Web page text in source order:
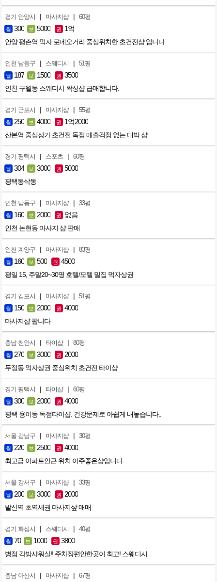
경기 안양시 | 마사지샵 | 60평
월 300 보 5000 권 1억
안양 평촌역 먹자 로데오거리 중심위치한 초건전샵 입니다
인천 남동구 | 스웨디시 | 51평
월 187 보 1500 권 3500
인천 구월동 스웨디시 왁싱샵 급매합니다.
경기 군포시 | 마사지샵 | 55평
월 250 보 4000 권 1억2000
산본역 중심상가 초건전 독점 매출걱정 없는 대박 샵
경기 평택시 | 스포츠 | 60평
월 304 보 3000 권 5000
평택동삭동
인천 남동구 | 마사지샵 | 33평
월 160 보 2000 권 없음
인천 논현동 마사지 샵 판매
인천 계양구 | 마사지샵 | 83평
월 160 보 500 권 4500
평일 15, 주말20~30명 호텔/모텔 밀집 먹자상권
경기 김포시 | 마사지샵 | 51평
월 150 보 2000 권 4000
마사지샵 팝니다
충남 천안시 | 타이샵 | 80평
월 270 보 3000 권 2000
두정동 먹자상권 중심위치 초건전 타이샵
경기 평택시 | 타이샵 | 60평
월 300 보 2000 권 4000
평택 용이동 독점타이샵. 건강문제로 아쉽게 내놓습니다..
서울 강남구 | 마사지샵 | 30평
월 220 보 2500 권 4000
최고급 아파트인근 위치 아주좋은샵입니다.
서울 강서구 | 마사지샵 | 33평
월 200 보 3000 권 2000
발산역 초역세권 마사지샆 매매
경기 화성시 | 스웨디시 | 40평
월 70 보 1000 권 3800
병점 각방샤워실!! 주차장편안한곳이 최고! 스웨디시
충남 아산시 | 마사지샵 | 67평